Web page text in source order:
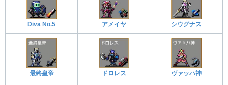
Diva No.5 アメイヤ シウグナス
最終皇帝 ドロレス ヴァッハ神